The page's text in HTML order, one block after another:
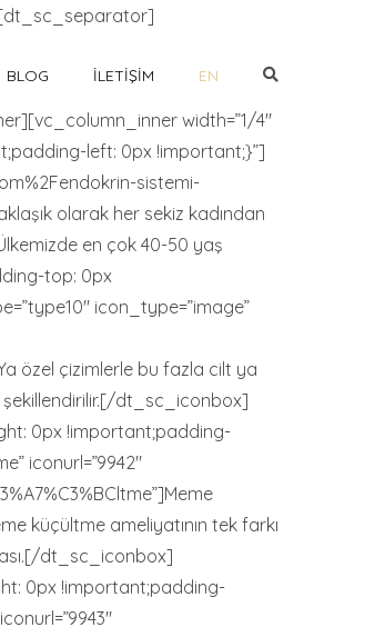
BLOG İLETIŞIM EN
width=”1/4″
left: 0px !important;}”]
sistemi-
olarak her sekiz kadından
en çok 40-50 yaş
top: 0px
icon_type=”image”
özel çizimlerle bu fazla cilt ya
şekillendirilir.[/dt_sc_iconbox]
0px !important;padding-
iconurl=”9942″
küçültme ameliyatının tek farkı
dt_sc_iconbox]
0px !important;padding-